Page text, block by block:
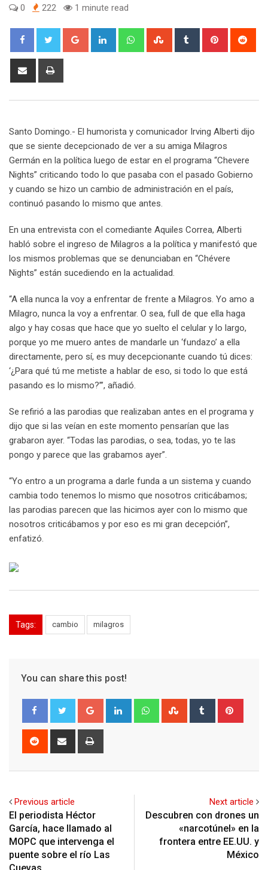
0 222 1 minute read
Google+ LinkedIn WhatsappStumbleUpon
Tumblr Pinterest
Share
Santo Domingo.- El humorista y comunicador Irving Alberti dijo
que se siente decepcionado de ver a su amiga Milagros
Germán en la política luego de estar en el programa “Chevere
Nights” criticando todo lo que pasaba con el pasado Gobierno
y cuando se hizo un cambio de administración en el país,
continuó pasando lo mismo que antes.
En una entrevista con el comediante Aquiles Correa, Alberti
habló sobre el ingreso de Milagros a la política y manifestó que
los mismos problemas que se denunciaban en “Chévere
Nights” están sucediendo en la actualidad.
“A ella nunca la voy a enfrentar de frente a Milagros. Yo amo a
Milagro, nunca la voy a enfrentar. O sea, full de que ella haga
algo y hay cosas que hace que yo suelto el celular y lo largo,
porque yo me muero antes de mandarle un ‘fundazo’ a ella
directamente, pero sí, es muy decepcionante cuando tú dices:
‘¿Para qué tú me metiste a hablar de eso, si todo lo que está
pasando es lo mismo?’”, añadió.
Se refirió a las parodias que realizaban antes en el programa y
dijo que si las veían en este momento pensarían que las
grabaron ayer. “Todas las parodias, o sea, todas, yo te las
pongo y parece que las grabamos ayer”.
“Yo entro a un programa a darle funda a un sistema y cuando
cambia todo tenemos lo mismo que nosotros criticábamos;
las parodias parecen que las hicimos ayer con lo mismo que
nosotros criticábamos y por eso es mi gran decepción”,
enfatizó.
Tags: cambio milagros
You can share this post!
Google+ LinkedIn WhatsappStumbleUpon
Tumblr
Reddit
Share
Previous article
El periodista Héctor
García, hace llamado al
MOPC que intervenga el
puente sobre el río Las
Next article
Descubren con drones un
«narcotúnel» en la
frontera entre EE.UU. y
México